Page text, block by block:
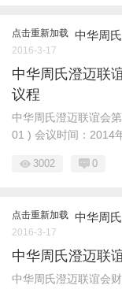
点击重新加载 中华周氏
2016-3-17
中华周氏澄迈联
议程
中华周氏澄迈联谊会
01 ) 会议时间：2014
3002 0
点击重新加载 中华周氏
2016-3-17
中华周氏澄迈联
中华周氏澄迈联谊